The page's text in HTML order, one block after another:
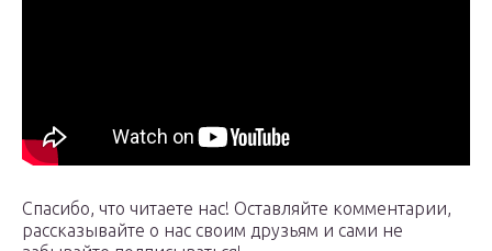
Спасибо, что читаете нас! Оставляйте комментарии,
рассказывайте о нас своим друзьям и сами не